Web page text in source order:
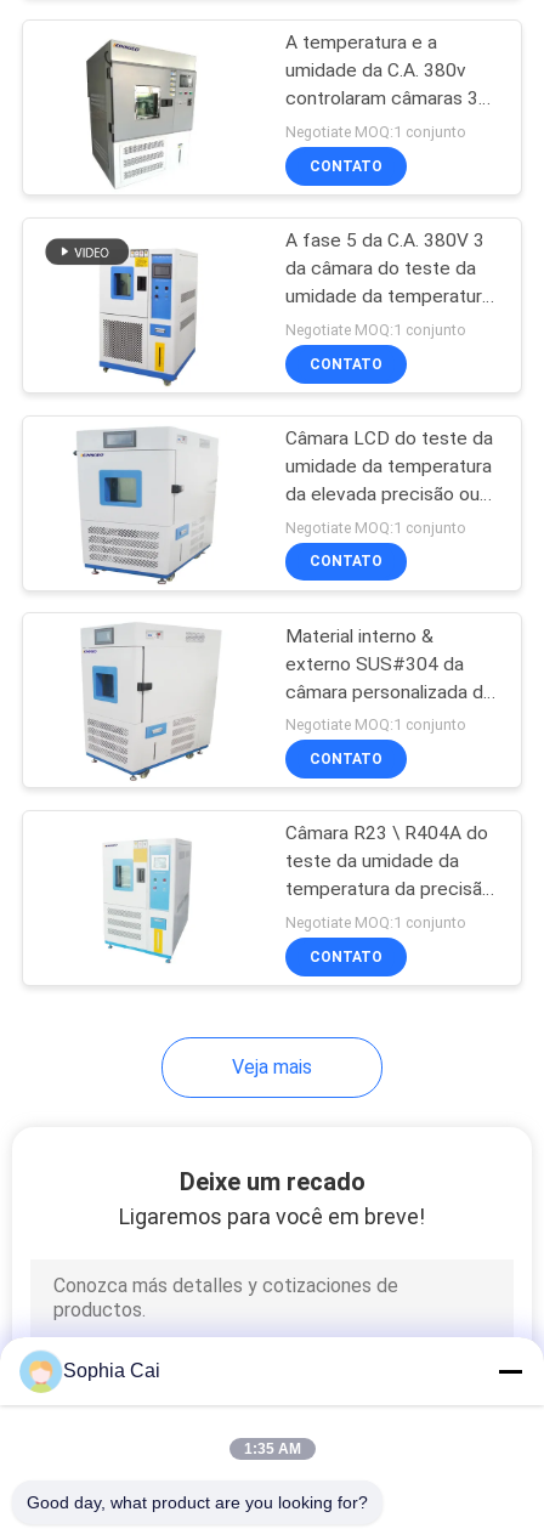
POLICY
A temperatura e a
umidade da C.A. 380v
controlaram câmaras 3
linhas da fase 5
Negotiate MOQ:1 conjunto
CONTATO
A fase 5 da C.A. 380V 3
da câmara do teste da
umidade da temperatura
constante alinha
Negotiate MOQ:1 conjunto
CONTATO
Câmara LCD do teste da
umidade da temperatura
da elevada precisão ou
operação do PC
Negotiate MOQ:1 conjunto
CONTATO
Material interno &
externo SUS#304 da
câmara personalizada do
teste da umidade da
temperatura
Negotiate MOQ:1 conjunto
CONTATO
Câmara R23 \ R404A do
teste da umidade da
temperatura da precisão
alta que refrigera o
líquido
Negotiate MOQ:1 conjunto
CONTATO
Veja mais
Deixe um recado
Ligaremos para você em breve!
Sophia Cai
1:35 AM
Good day, what product are you looking for?